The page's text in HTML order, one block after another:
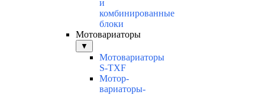
и
комбинированные
блоки
Мотовариаторы
▼
Мотовариаторы
S-TXF
Мотор-
вариаторы-